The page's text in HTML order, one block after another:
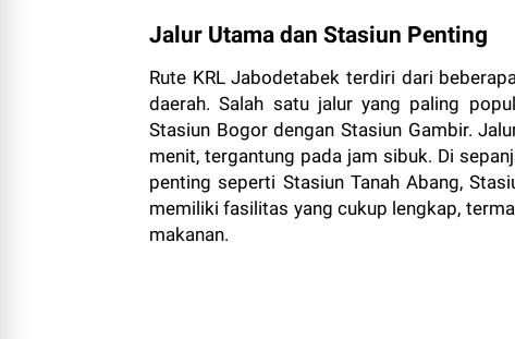
Jalur Utama dan Stasiun Penting
Rute KRL Jabodetabek terdiri dari
daerah. Salah satu jalur yang paling
Stasiun Bogor dengan Stasiun Gambir.
menit, tergantung pada jam sibuk. Di
penting seperti Stasiun Tanah Abang,
memiliki fasilitas yang cukup lengkap,
makanan.